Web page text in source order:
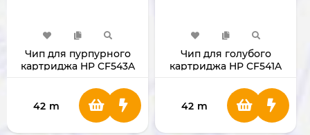
Чип для пурпурного
картриджа HP CF543A
42 m
Чип для голубого
картриджа HP CF541A
42 m